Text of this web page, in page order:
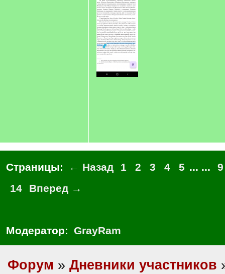
Страницы: ← Назад 1 2 3 4 5 ... ...
9
14
Вперед →
Модератор: GrayRam
Форум » Дневники участников